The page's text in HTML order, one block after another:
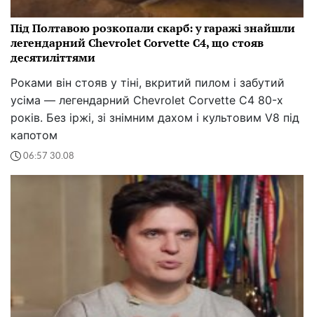
Під Полтавою розкопали скарб: у гаражі знайшли
легендарний Chevrolet Corvette C4, що стояв
десятиліттями
Роками він стояв у тіні, вкритий пилом і забутий
усіма — легендарний Chevrolet Corvette C4 80-х
років. Без іржі, зі знімним дахом і культовим V8 під
капотом
06:57 30.08